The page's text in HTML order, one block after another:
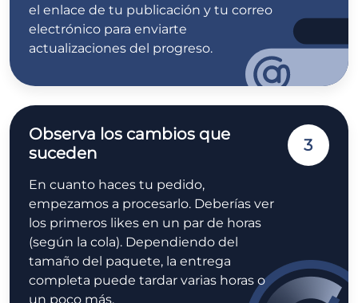
el enlace de tu publicación y tu correo
electrónico para enviarte
actualizaciones del progreso.
Observa los cambios que
suceden
En cuanto haces tu pedido,
empezamos a procesarlo. Deberías ver
los primeros likes en un par de horas
(según la cola). Dependiendo del
tamaño del paquete, la entrega
completa puede tardar varias horas o
un poco más.
3